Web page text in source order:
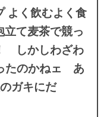
よく飲むよく食
て麦茶で競っ
しかしわざわ
たのかねェ あ
ガキにだ